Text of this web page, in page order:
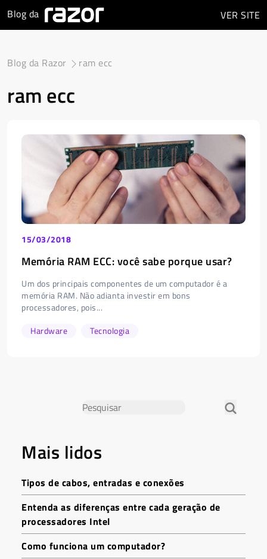
Blog da VER SITE
Blog da Razor ram ecc
ram ecc
15/03/2018
Memória RAM ECC: você sabe porque usar?
Um dos principais componentes de um computador é a
memória RAM. Não adianta investir em bons
processadores, pois...
Hardware
Tecnologia
Mais lidos
Tipos de cabos, entradas e conexões
Entenda as diferenças entre cada geração de
processadores Intel
Como funciona um computador?